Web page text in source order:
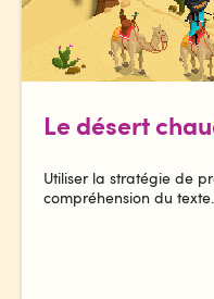
Le désert
Utiliser la stratégie de
compréhension du texte.